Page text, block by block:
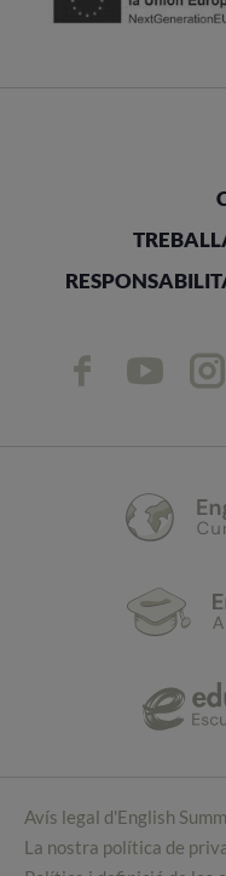
Avís legal d'English
La nostra política de